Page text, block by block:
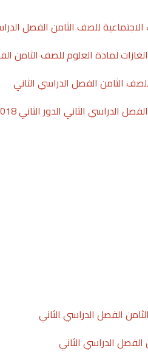
للصف الثامن الفصل
لمادة العلوم للصف الثامن
للصف الثامن الفصل الدراسي الثاني
الدراسي الثاني الدور الثاني 2018
الفصل الدراسي الثاني
الدراسي الثاني